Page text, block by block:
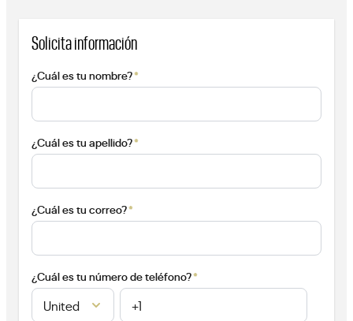
Solicita información
¿Cuál es tu nombre?*
¿Cuál es tu apellido?*
¿Cuál es tu correo?*
¿Cuál es tu número de teléfono?*